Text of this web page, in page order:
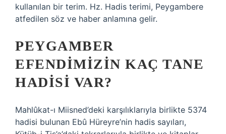
kullanılan bir terim. Hz. Hadis terimi, Peygambere
atfedilen söz ve haber anlamına gelir.
PEYGAMBER
EFENDIMIZIN KAÇ TANE
HADISI VAR?
Mahlûkat-ı Miisned’deki karşılıklarıyla birlikte 5374
hadisi bulunan Ebû Hüreyre’nin hadis sayıları,